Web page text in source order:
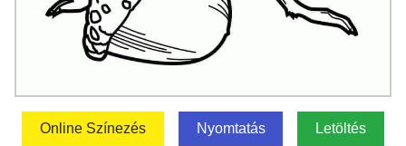
Online Színezés Nyomtatás Letöltés